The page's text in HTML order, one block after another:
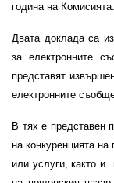
година на Комисията.
Двата доклада са
за електронните
представят
електронните
В тях е представен
на конкуренцията
или услуги, както и